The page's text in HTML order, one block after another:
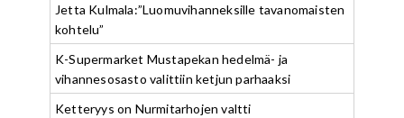
Jetta Kulmala:”Luomuvihanneksille tavanomaisten
kohtelu”
K-Supermarket Mustapekan hedelmä- ja
vihannesosasto valittiin ketjun parhaaksi
Ketteryys on Nurmitarhojen valtti